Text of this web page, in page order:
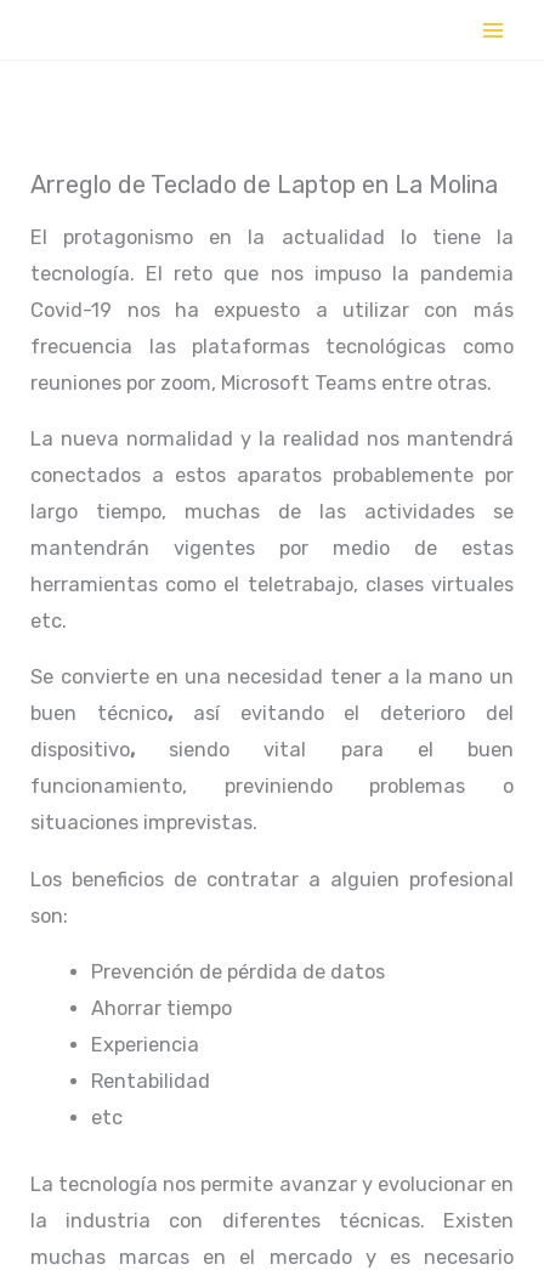
Arreglo de Teclado de Laptop en La Molina
El protagonismo en la actualidad lo tiene la
tecnología. El reto que nos impuso la pandemia
Covid-19 nos ha expuesto a utilizar con más
frecuencia las plataformas tecnológicas como
reuniones por zoom, Microsoft Teams entre otras.
La nueva normalidad y la realidad nos mantendrá
conectados a estos aparatos probablemente por
largo tiempo, muchas de las actividades se
mantendrán vigentes por medio de estas
herramientas como el teletrabajo, clases virtuales
etc.
Se convierte en una necesidad tener a la mano un
buen técnico, así evitando el deterioro del
dispositivo, siendo vital para el buen
funcionamiento, previniendo problemas o
situaciones imprevistas.
Los beneficios de contratar a alguien profesional
son:
Prevención de pérdida de datos
Ahorrar tiempo
Experiencia
Rentabilidad
etc
La tecnología nos permite avanzar y evolucionar en
la industria con diferentes técnicas. Existen
muchas marcas en el mercado y es necesario